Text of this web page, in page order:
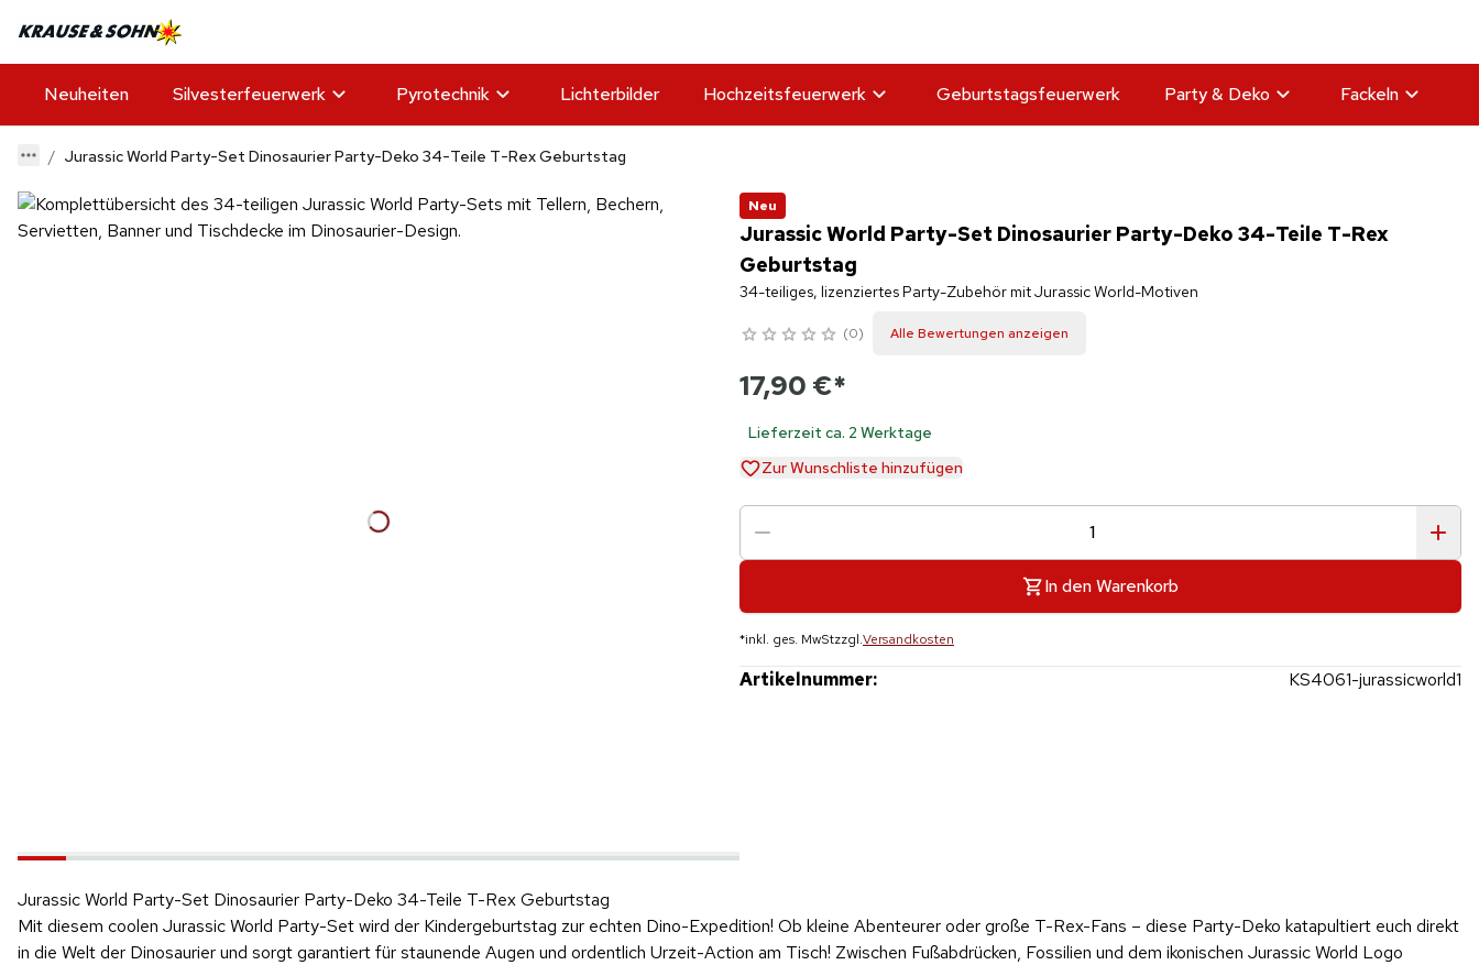
Neuheiten Silvesterfeuerwerk Pyrotechnik Lichterbilder Hochzeitsfeuerwerk Geburtstagsfeuerwerk Party & Deko Fackeln
Jurassic World Party-Set Dinosaurier Party-Deko 34-Teile T-Rex Geburtstag
Neu
Jurassic World Party-Set Dinosaurier Party-Deko 34-Teile T-Rex
Geburtstag
34-teiliges, lizenziertes Party-Zubehör mit Jurassic World-Motiven
0 Alle Bewertungen anzeigen
17,90 €*
Lieferzeit ca. 2 Werktage
Zur Wunschliste hinzufügen
In den Warenkorb
*inkl. ges. MwStzzgl.Versandkosten
Artikelnummer: KS4061-jurassicworld1
Jurassic World Party-Set Dinosaurier Party-Deko 34-Teile T-Rex Geburtstag
Mit diesem coolen Jurassic World Party-Set wird der Kindergeburtstag zur echten Dino-Expedition! Ob kleine Abenteurer oder große T-Rex-Fans – diese Party-Deko katapultiert euch direkt
in die Welt der Dinosaurier und sorgt garantiert für staunende Augen und ordentlich Urzeit-Action am Tisch! Zwischen Fußabdrücken, Fossilien und dem ikonischen Jurassic World Logo